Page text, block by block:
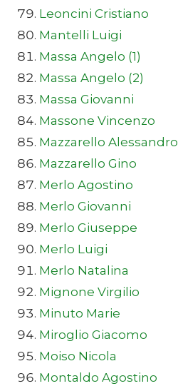
Leoncini Cristiano
Mantelli Luigi
Massa Angelo (1)
Massa Angelo (2)
Massa Giovanni
Massone Vincenzo
Mazzarello Alessandro
Mazzarello Gino
Merlo Agostino
Merlo Giovanni
Merlo Giuseppe
Merlo Luigi
Merlo Natalina
Mignone Virgilio
Minuto Marie
Miroglio Giacomo
Moiso Nicola
Montaldo Agostino